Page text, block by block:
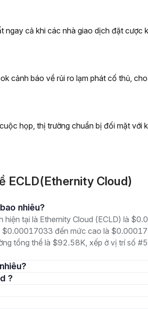
ngay cả khi các nhà giao dịch đặt cược
cảnh báo về rủi ro lạm phát cố thủ,
họp, thị trường chuẩn bị đối mặt với
ECLD(Ethernity Cloud)
nhiêu?
tại là Ethernity Cloud (ECLD) là
$0.00017033 đến mức cao là
tổng thể là $92.58K, xếp ở vị trí số
?